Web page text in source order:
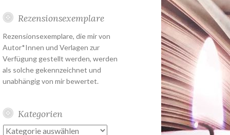
Rezensionsexemplare
Rezensionsexemplare, die mir von
Autor*Innen und Verlagen zur
Verfügung gestellt werden, werden
als solche gekennzeichnet und
unabhängig von mir bewertet.
Kategorien
Kategorien